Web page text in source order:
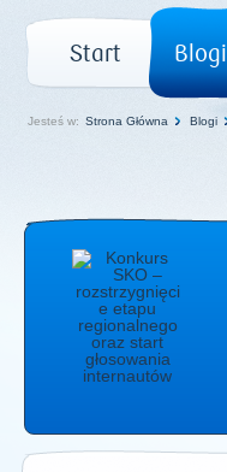
Start Blogi
Jesteś w: Strona Główna Blogi